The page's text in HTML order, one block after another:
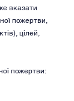
вказати
пожертви,
цілей,
пожертви: